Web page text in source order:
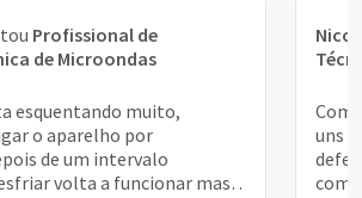
Profissional de
de Microondas
esquentando muito,
o aparelho por
de um intervalo
volta a funcionar mas o
uns
com